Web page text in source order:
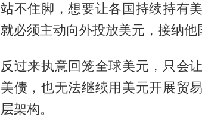
站不住脚，想要让各国持续持有
就必须主动向外投放美元，接纳他
反过来执意回笼全球美元，只会
美债，也无法继续用美元开展贸
层架构。